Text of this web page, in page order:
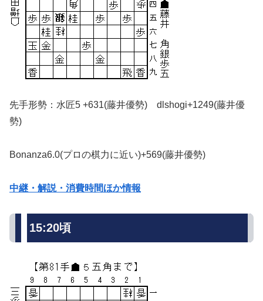
先手形勢：水匠5 +631(藤井優勢) dlshogi+1249(藤井優
勢)
Bonanza6.0(プロの棋力に近い)+569(藤井優勢)
中継・解説・消費時間ほか情報
15:20頃